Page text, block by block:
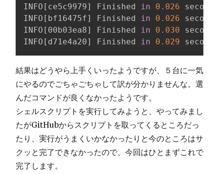
INFO [ ce5c9979] Finished in 0.026
INFO [ bf16475f] Finished in 0.026
INFO [ 00b03ea8] Finished in 0.030
INFO [ d71e4a20] Finished in 0.029
結果はどうやら上手くいったようですが、５台に一気
にやるのでごちゃごちゃして訳が分かりませんな。選
んだコマンドが良くなかったようです。
シェルスクリプトを実行してみようと、やってみまし
たがGitHubからスクリプトを取ってくるところだっ
たり、実行がうまくいかなかったりと今のところはサ
クッと完了できなかったので、今回はひとまずこれで
完了します。